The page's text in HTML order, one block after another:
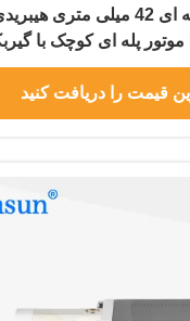
موتور پله ای 42 میلی متری
قیمت را دریافت کنید